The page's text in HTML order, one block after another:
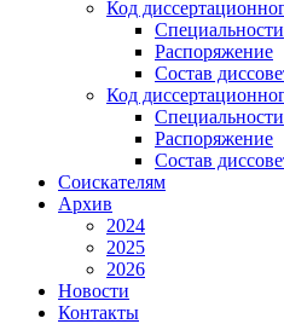
Код
Специальности
Распоряжение
Состав
Код
Специальности
Распоряжение
Состав
Соискателям
Архив
2024
2025
2026
Новости
Контакты